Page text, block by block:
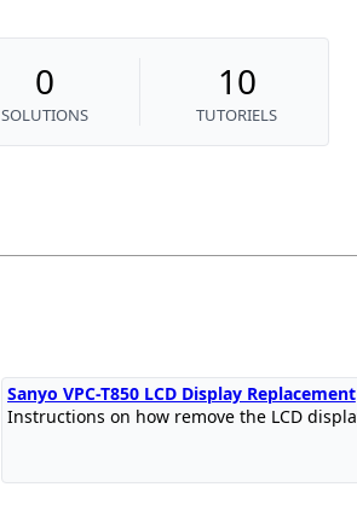
0
SOLUTIONS
10
TUTORIELS
Sanyo VPC-T850 LCD Display Replacement
Instructions on how remove the LCD